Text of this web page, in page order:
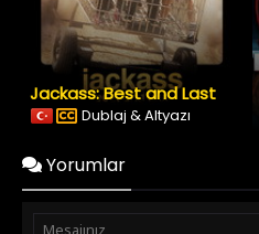
Jackass: Best and Last
Dublaj & Altyazı
Yorumlar